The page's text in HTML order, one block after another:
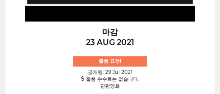
마감
23 AUG 2021
출품 요청!
공개됨: 29 Jul 2021
출품 수수료는 없습니다.
단편영화